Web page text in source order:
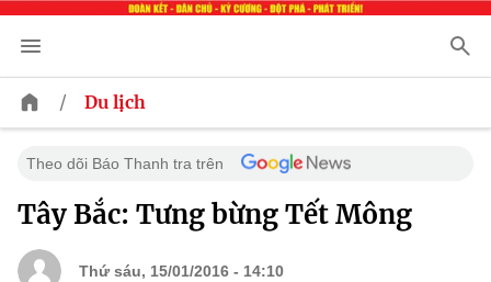
/ Du lịch
Theo dõi Báo Thanh tra trên
Tây Bắc: Tưng bừng Tết Mông
Thứ sáu, 15/01/2016 - 14:10